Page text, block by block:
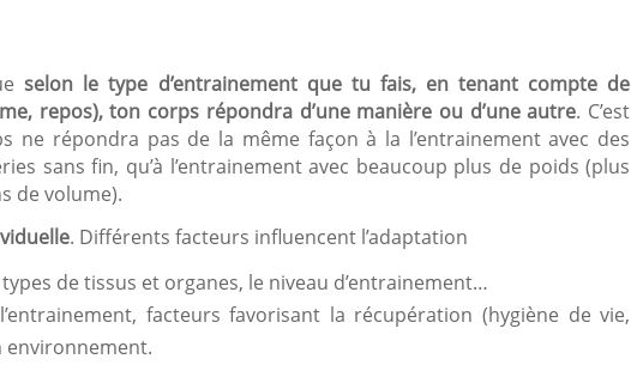
selon le type d’entrainement que tu fais, en tenant compte de
repos), ton corps répondra d’une manière ou d’une autre. C’est
ne répondra pas de la même façon à la l’entrainement avec des
sans fin, qu’à l’entrainement avec beaucoup plus de poids (plus
de volume).
. Différents facteurs influencent l’adaptation
types de tissus et organes, le niveau d’entrainement…
facteurs favorisant la récupération (hygiène de vie,